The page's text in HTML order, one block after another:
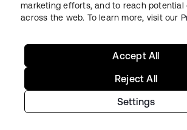
RechtDatenschutzrichtlinie
Copyright © 2026 Okta. Alle Rechte
marketing efforts, and to reach potential
across the web. To learn more, visit our
Settings
Reject All
Accept All